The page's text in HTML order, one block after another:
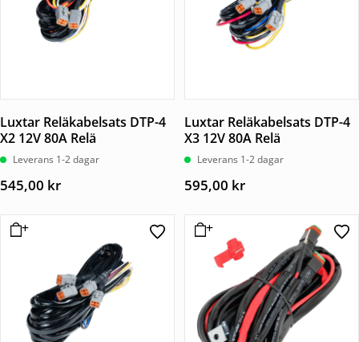
Luxtar Reläkabelsats DTP-4
X2 12V 80A Relä
Leverans 1-2 dagar
545,00 kr
Luxtar Reläkabelsats DTP-4
X3 12V 80A Relä
Leverans 1-2 dagar
595,00 kr